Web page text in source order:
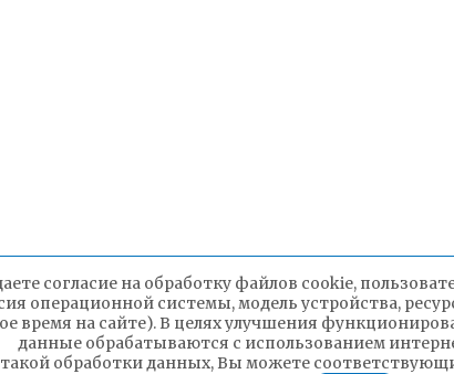
согласие на обработку файлов cookie,
операционной системы, модель устройства,
время на сайте). В целях улучшения
данные обрабатываются с использованием
обработки данных, Вы можете